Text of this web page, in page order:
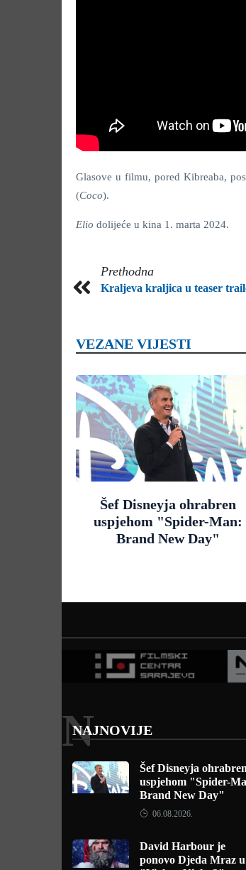
Glasove u filmu, pored Kibreaba,
(Coco).
Elio dolijeće u kina 1. marta 2024.
Prethodna
Kraljeva kraljica u teaser
VEZANE VIJESTI
Šef Disneyja ohrabren
uspjehom "Spider-Man:
Brand New Day"
NAJNOVIJE
N
Šef Disneyja ohrabren
uspjehom "Spider-
Brand New Day"
06.08.2026.
David Harbour je
ponovo Djeda Mraz u